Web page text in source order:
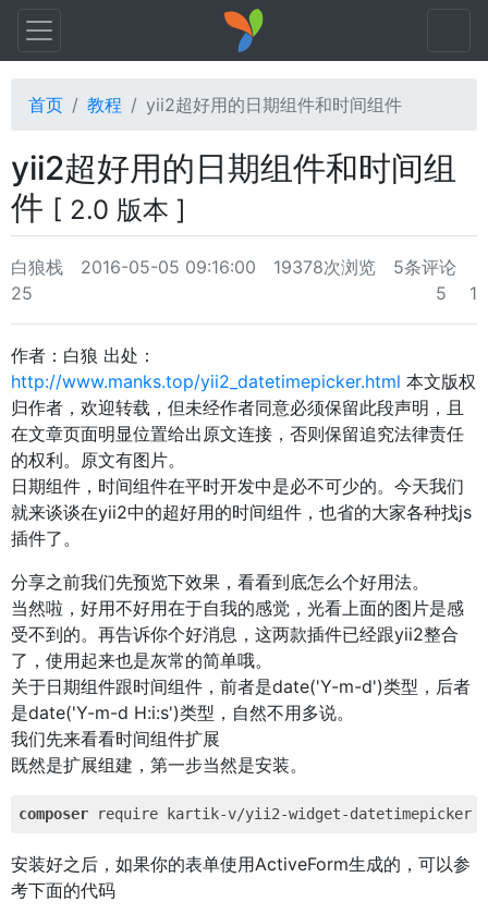
首页 教程 yii2超好用的日期组件和时间组件
yii2超好用的日期组件和时间组
件 [ 2.0 版本 ]
白狼栈 2016-05-05 09:16:00 19378次浏览
5条评论
25
5 1
作者：白狼 出处：
http://www.manks.top/yii2_datetimepicker.html 本文版权
归作者，欢迎转载，但未经作者同意必须保留此段声明，且
在文章页面明显位置给出原文连接，否则保留追究法律责任
的权利。原文有图片。
日期组件，时间组件在平时开发中是必不可少的。今天我们
就来谈谈在yii2中的超好用的时间组件，也省的大家各种找js
插件了。
分享之前我们先预览下效果，看看到底怎么个好用法。
当然啦，好用不好用在于自我的感觉，光看上面的图片是感
受不到的。再告诉你个好消息，这两款插件已经跟yii2整合
了，使用起来也是灰常的简单哦。
关于日期组件跟时间组件，前者是date('Y-m-d')类型，后者
是date('Y-m-d H:i:s')类型，自然不用多说。
我们先来看看时间组件扩展
既然是扩展组建，第一步当然是安装。
composer require kartik-v/yii2-widget-datetimepicker
安装好之后，如果你的表单使用ActiveForm生成的，可以参
考下面的代码